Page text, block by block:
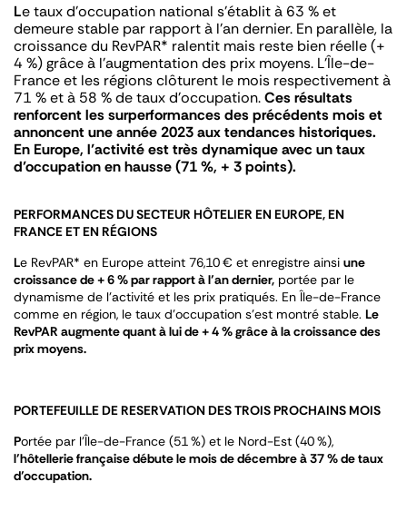
Le taux d’occupation national s’établit à 63 % et
demeure stable par rapport à l’an dernier. En parallèle, la
croissance du RevPAR* ralentit mais reste bien réelle (+
4 %) grâce à l’augmentation des prix moyens. L’Île-de-
France et les régions clôturent le mois respectivement à
71 % et à 58 % de taux d’occupation.Ces résultats
renforcent les surperformances des précédents mois et
annoncent une année 2023 aux tendances historiques.
En Europe, l’activité est très dynamique avec un taux
d’occupation en hausse (71 %, + 3 points).
PERFORMANCES DU SECTEUR HÔTELIER EN EUROPE, EN
FRANCE ET EN RÉGIONS
Le RevPAR* en Europe atteint 76,10 € et enregistre ainsi une
croissance de + 6 % par rapport à l’an dernier, portée par le
dynamisme de l’activité et les prix pratiqués. En Île-de-France
comme en région, le taux d’occupation s’est montré stable. Le
RevPAR augmente quant à lui de + 4 % grâce à la croissance des
prix moyens.
PORTEFEUILLE DE RESERVATION DES TROIS PROCHAINS MOIS
Portée par l’Île-de-France (51 %) et le Nord-Est (40 %),
l’hôtellerie française débute le mois de décembre à 37 % de taux
d’occupation.